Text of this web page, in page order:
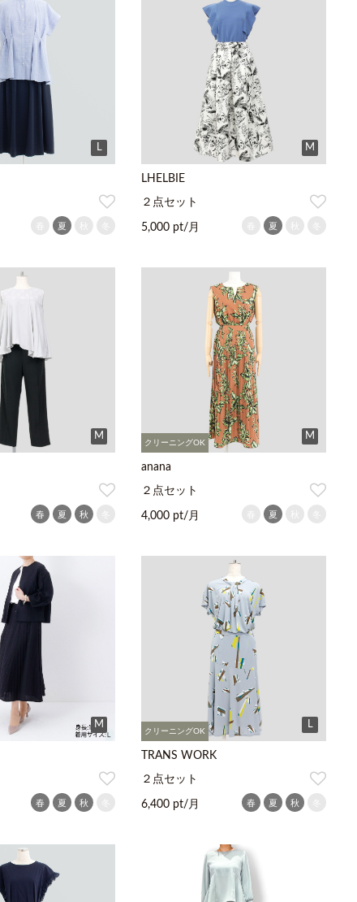
L
夏
M
LHELBIE
２点セット
5,000 pt/月 夏
M
春 夏 秋
クリーニングOK
M
anana
２点セット
4,000 pt/月 夏
M
春 夏 秋
クリーニングOK
L
TRANS WORK
２点セット
6,400 pt/月 春 夏 秋